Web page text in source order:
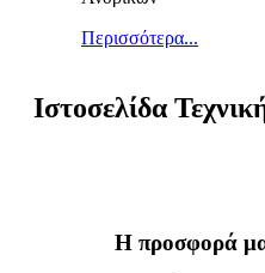
Περισσότερα...
Ιστοσελίδα
Η προσφορά